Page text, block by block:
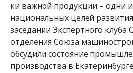
ки важной продукции – одни
национальных целей
заседании Экспертного клуба
отделения Союза
обсудили состояние
производства в